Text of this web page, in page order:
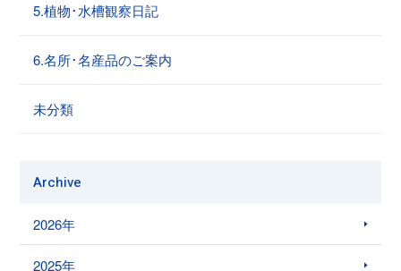
5.植物･水槽観察日記
6.名所･名産品のご案内
未分類
Archive
2026年
2025年